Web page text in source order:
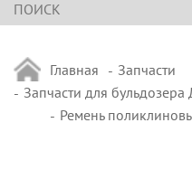
Главная
Запчасти
Запчасти для
Ремень